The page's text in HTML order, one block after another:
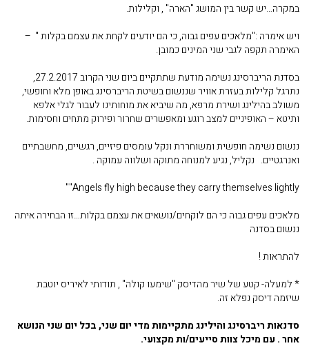
במקרה…יש קשר בין המושג "הארה" , וקלילות.
ויש אימרה :"מלאכים עפים גבוה, כי הם יודעים לקחת את עצמם בקלות " –
האימרה תקפה לגבי שני המינים כמובן.
בסדנת הריברסינג נשימה מודעת שתתקיים ביום שני הקרוב 27.2.2017,
נתרגל קלילות בעזרת אוויר שננשום בשיטת הריברסינג באופן מלא וחופשי,
משולב בהילינג ושירת מרפא, מה שיביא את מוחותינו לעבור לגלי אלפא
ותיטא – האופיניים למצב רוגע ומאפשרים שחרור ופירוק מתחים וחסימות.
ננשום נשימה חופשית ומשוחררת ונקל עומסים פיזיים, רגשיים, מחשבתיים
ואנרגטיים. נקליל, נגיע למנוחה מתוקה ושלווה עמוקה .
Angels fly high because they carry themselves lightly""
מלאכים עפים גבוה כי הם לוקחים/נושאים את עצמם בקלות…זו הבחירה איתה
ננשום בסדנה
להתראות !
* למעלה- קטע של שיר מהדיסק "שימעו קולה" , תודותי לאיריס יוטבת
שיזמה דיסק נפלא זה.
סדנאות ריברסינג והילינג מתקיימות מדי יום שני, בכל יום שני הנושא
אחר . עם מיכל צוות סייעים/ות מקצועי.